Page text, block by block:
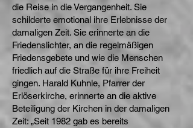
die Reise in die Vergangenheit. Sie
schilderte emotional ihre Erlebnisse der
damaligen Zeit. Sie erinnerte an die
Friedenslichter, an die regelmäßigen
Friedensgebete und wie die Menschen
friedlich auf die Straße für ihre Freiheit
gingen. Harald Kuhnle, Pfarrer der
Erlöserkirche, erinnerte an die aktive
Beteiligung der Kirchen in der damaligen
Zeit: „Seit 1982 gab es bereits